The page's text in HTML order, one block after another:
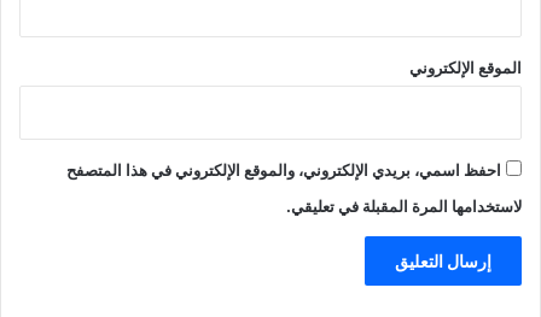
الموقع الإلكتروني
احفظ اسمي، بريدي الإلكتروني، والموقع الإلكتروني في هذا المتصفح
لاستخدامها المرة المقبلة في تعليقي.